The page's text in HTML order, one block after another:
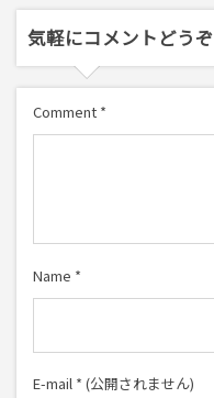
気軽にコメントどうぞ
Comment *
Name *
E-mail * (公開されません)